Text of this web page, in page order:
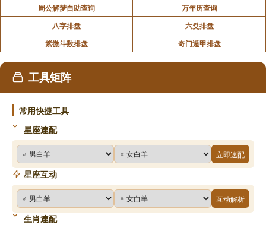
周公解梦自助查询
万年历查询
八字排盘
六爻排盘
紫微斗数排盘
奇门遁甲排盘
工具矩阵
常用快捷工具
星座速配
立即速配
星座互动
互动解析
生肖速配